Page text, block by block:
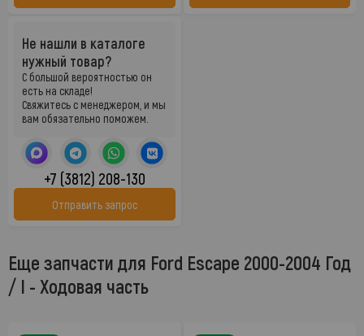
Не нашли в каталоге
нужный товар?
С большой вероятностью он
есть на складе!
Свяжитесь с менеджером, и мы
вам обязательно поможем.
+7 (3812) 208-130
Отправить запрос
Еще запчасти для Ford Escape 2000-2004 Год
/ I - Ходовая часть